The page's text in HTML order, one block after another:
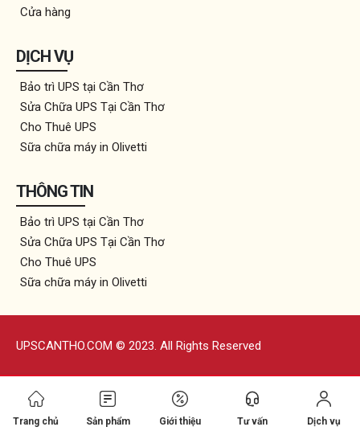
Cửa hàng
DỊCH VỤ
Bảo trì UPS tại Cần Thơ
Sửa Chữa UPS Tại Cần Thơ
Cho Thuê UPS
Sữa chữa máy in Olivetti
THÔNG TIN
Bảo trì UPS tại Cần Thơ
Sửa Chữa UPS Tại Cần Thơ
Cho Thuê UPS
Sữa chữa máy in Olivetti
Trang chủ Sản phẩm Giới thiệu Tư vấn Dịch vụ
UPSCANTHO.COM © 2023. All Rights Reserved